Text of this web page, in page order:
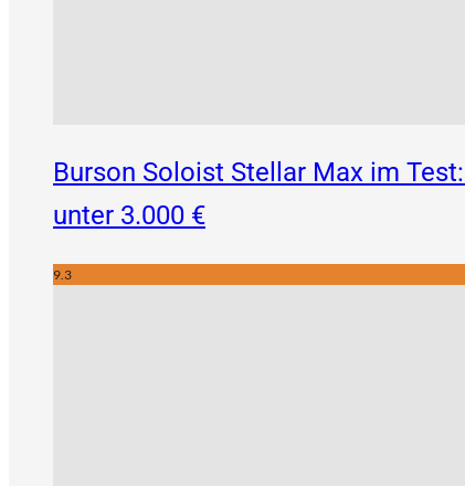
Burson Soloist Stellar Max im
unter 3.000 €
9.3